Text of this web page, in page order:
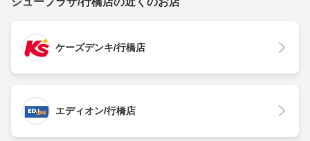
ケーズデンキ/行橋店
エディオン/行橋店